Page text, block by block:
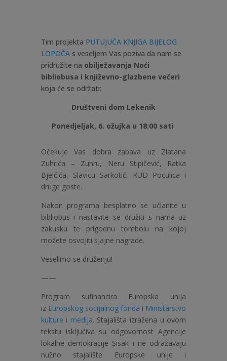
Tim projekta PUTUJUĆA KNJIGA BIJELOG
LOPOČA s veseljem Vas poziva da nam se
pridružite na obilježavanja Noći
bibliobusa i književno-glazbene večeri
koja će se održati:
Društveni dom Lekenik
Ponedjeljak, 6. ožujka u 18:00 sati
Očekuje Vas dobra zabava uz Zlatana
Zuhrića – Zuhru, Neru Stipičević, Ratka
Bjelčića, Slavicu Sarkotić, KUD Poculica i
druge goste.
Nakon programa besplatno se učlanite u
bibliobus i nastavite se družiti s nama uz
zakusku te prigodnu tombolu na kojoj
možete osvojiti sjajne nagrade.
Veselimo se druženju!
——
Program sufinancira Europska unija
iz Europskog socijalnog fonda i Ministarstvo
kulture i medija. Stajališta izražena u ovom
tekstu isključiva su odgovornost Agencije
lokalne demokracije Sisak i ne odražavaju
nužno stajalište Europske unije i